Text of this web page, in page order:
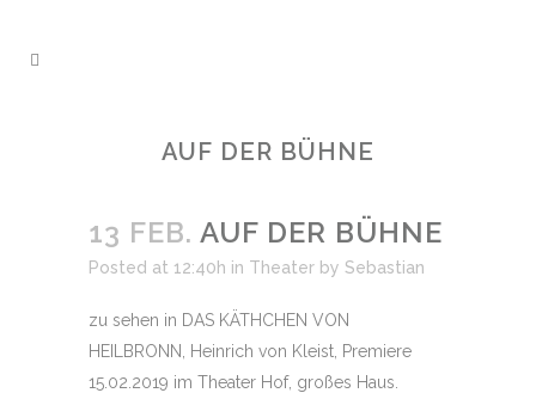
AUF DER BÜHNE
13 FEB. AUF DER BÜHNE
Posted at 12:40h in Theater by Sebastian
zu sehen in DAS KÄTHCHEN VON
HEILBRONN, Heinrich von Kleist, Premiere
15.02.2019 im Theater Hof, großes Haus.